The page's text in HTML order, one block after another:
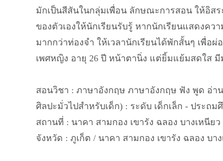
มักเป็นสีสันในกลุ่มเพื่อน ลักษณะการสอน ให้อิส
ของตัวเองให้นักเรียนรับรู้ หากนักเรียนแสดงค
มากกว่าท่องจำ ให้เวลานักเรียนได้พักสั้นๆ เพื่อ
เพศหญิง อายุ 26 ปี หน้าตานิ่ง แต่ยิ้มแย้มสดใส
สอนวิชา : ภาษาอังกฤษ ภาษาอังกฤษ ฟัง พูด อ่
ศิลปะมั่วไปสำหรับเด็ก) : ระดับ เด็กเล็ก - ประถม
สถานที่ : นาคา สามกอง เขารัง ฉลอง บางเหนียว
จังหวัด : ภูเก็ต / นาคา สามกอง เขารัง ฉลอง บา